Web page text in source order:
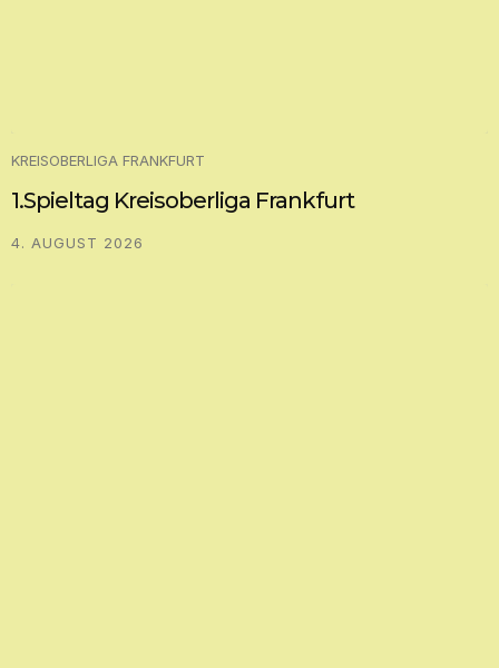
KREISOBERLIGA FRANKFURT
1.Spieltag Kreisoberliga Frankfurt
4. AUGUST 2026